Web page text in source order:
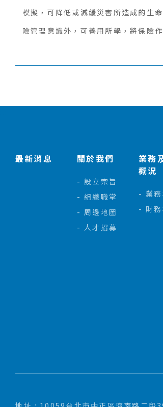
模擬，可降低或減緩災害所造成的生
險管理意識外，可善用所學，將保險
最新消息 關於我們
設立宗旨
組織職掌
周邊地圖
人才招募
業務
概況
業
財